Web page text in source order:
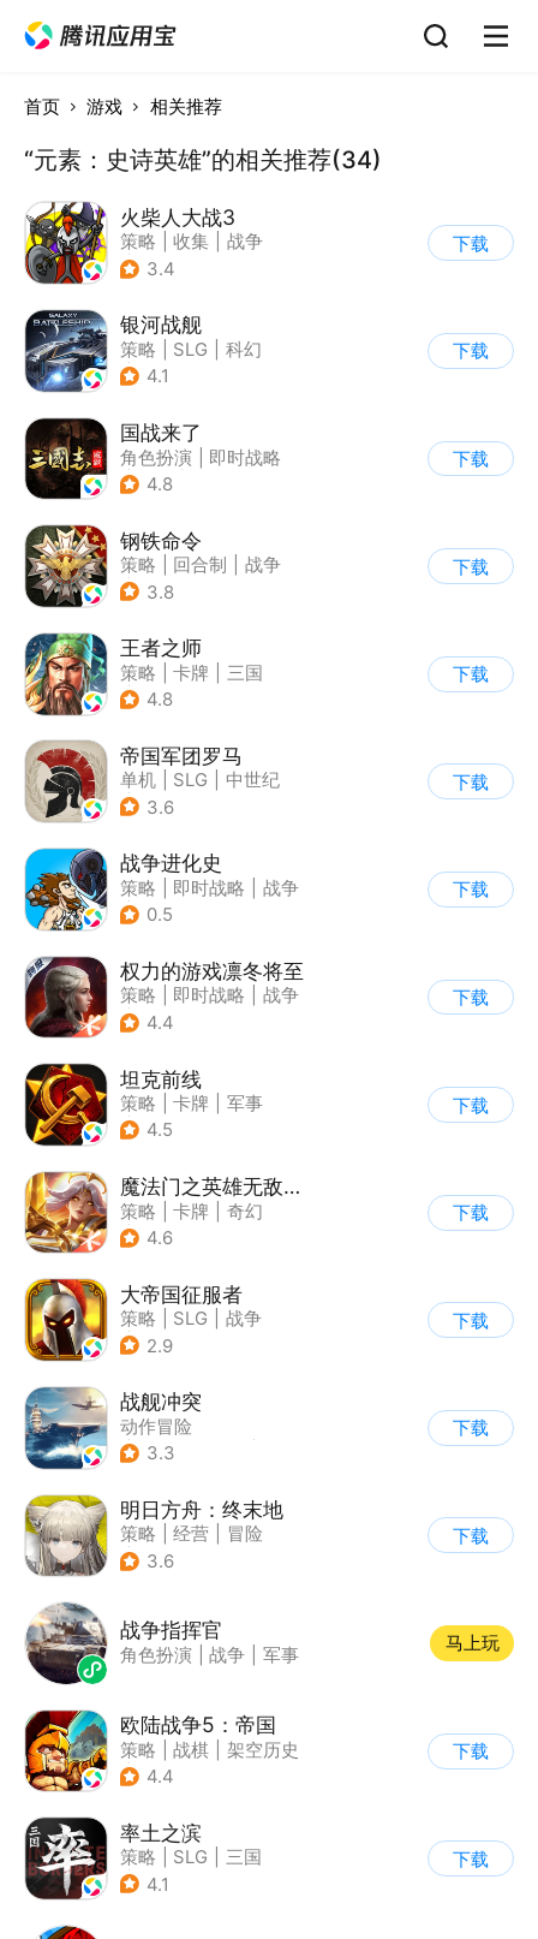
首页 游戏 相关推荐
“元素：史诗英雄”的相关推荐(34)
火柴人大战3
策略 收集
战争
| 火柴人
3.4
下载
银河战舰
策略 SLG
科幻
| 星战
4.1
下载
国战来了
角色扮演
即时战略
| 三国
4.8
下载
钢铁命令
策略 回合制
战争
| 欧美风
3.8
下载
王者之师
策略 卡牌
三国
| 中国风
4.8
下载
帝国军团罗马
单机 SLG
中世纪
| 欧美风
3.6
下载
战争进化史
策略 即时战略
战争
| 挑战破纪录
0.5
下载
权力的游戏凛冬将至
策略 即时战略
战争
| 权利的游戏
4.4
下载
坦克前线
策略 卡牌
军事
| 战术竞技
4.5
下载
魔法门之英雄无敌：战争纪元
策略 卡牌
奇幻
| 英雄无敌
4.6
下载
大帝国征服者
策略 SLG
战争
| 帝国时代
2.9
下载
战舰冲突
动作冒险
| 第三人称射击
3.3
下载
明日方舟：终末地
策略 经营
冒险
| 剧情
3.6
下载
战争指挥官
角色扮演 战争 军事
马上玩
欧陆战争5：帝国
策略 战棋
架空历史
| 欧陆战争
4.4
下载
率土之滨
策略 SLG
三国
| 中国风
4.1
下载